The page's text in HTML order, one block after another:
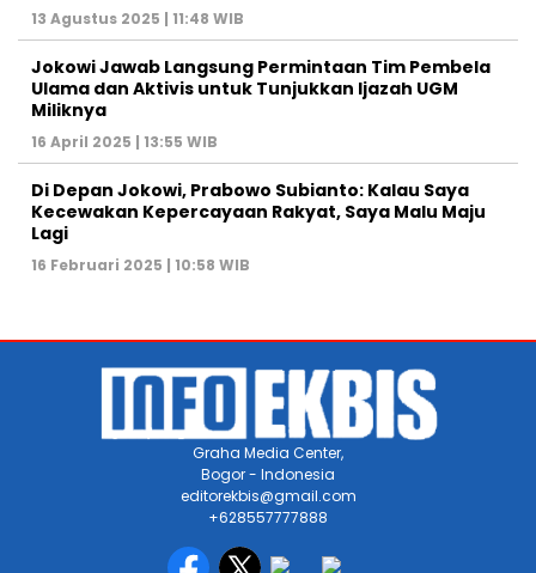
13 Agustus 2025 | 11:48 WIB
Jokowi Jawab Langsung Permintaan Tim Pembela
Ulama dan Aktivis untuk Tunjukkan Ijazah UGM
Miliknya
16 April 2025 | 13:55 WIB
Di Depan Jokowi, Prabowo Subianto: Kalau Saya
Kecewakan Kepercayaan Rakyat, Saya Malu Maju
Lagi
16 Februari 2025 | 10:58 WIB
Graha Media Center,
Bogor - Indonesia
editorekbis@gmail.com
+628557777888